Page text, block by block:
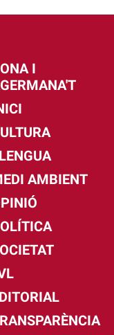
I
AMBIENT